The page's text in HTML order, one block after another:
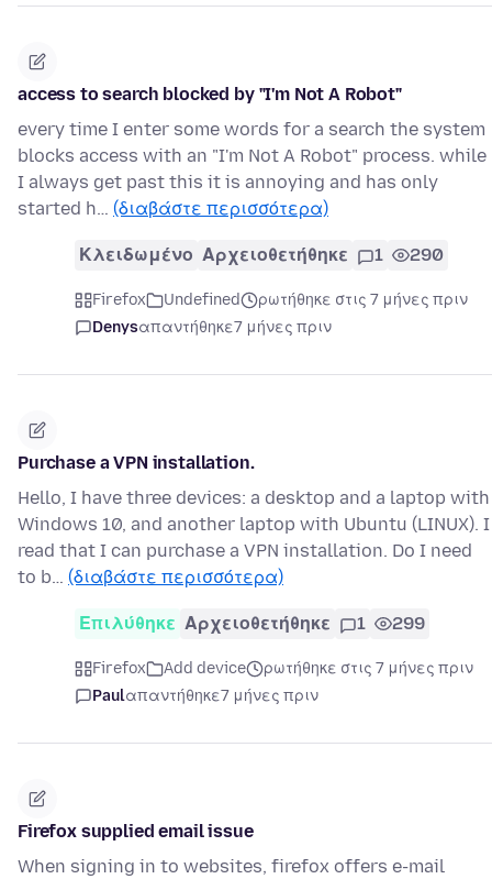
access to search blocked by "I'm Not A Robot"
every time I enter some words for a search the system
blocks access with an "I'm Not A Robot" process. while
I always get past this it is annoying and has only
started h… (διαβάστε περισσότερα)
Κλειδωμένο Αρχειοθετήθηκε 1 290
Firefox Undefined
ρωτήθηκε στις 7 μήνες πριν
Denysαπαντήθηκε7 μήνες πριν
Purchase a VPN installation.
Hello, I have three devices: a desktop and a laptop with
Windows 10, and another laptop with Ubuntu (LINUX). I
read that I can purchase a VPN installation. Do I need
to b… (διαβάστε περισσότερα)
Επιλύθηκε Αρχειοθετήθηκε 1 299
Firefox Add device
ρωτήθηκε στις 7 μήνες πριν
Paulαπαντήθηκε7 μήνες πριν
Firefox supplied email issue
When signing in to websites, firefox offers e-mail